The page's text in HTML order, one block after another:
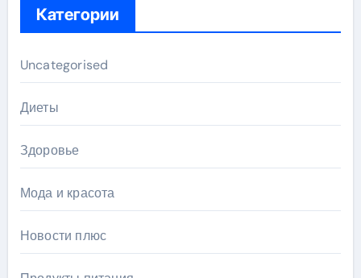
Категории
Uncategorised
Диеты
Здоровье
Мода и красота
Новости плюс